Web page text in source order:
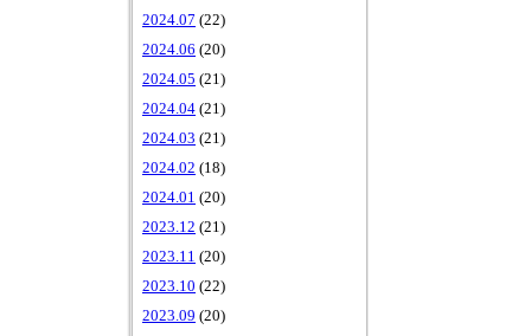
2024.07 (22)
2024.06 (20)
2024.05 (21)
2024.04 (21)
2024.03 (21)
2024.02 (18)
2024.01 (20)
2023.12 (21)
2023.11 (20)
2023.10 (22)
2023.09 (20)